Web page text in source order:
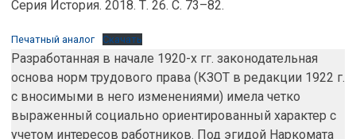
Серия История. 2018. Т. 26. С. 73–82.
Печатный аналог Скачать
Разработанная в начале 1920-х гг. законодательная
основа норм трудового права (КЗОТ в редакции 1922 г.
с вносимыми в него изменениями) имела четко
выраженный социально ориентированный характер с
учетом интересов работников. Под эгидой Наркомата